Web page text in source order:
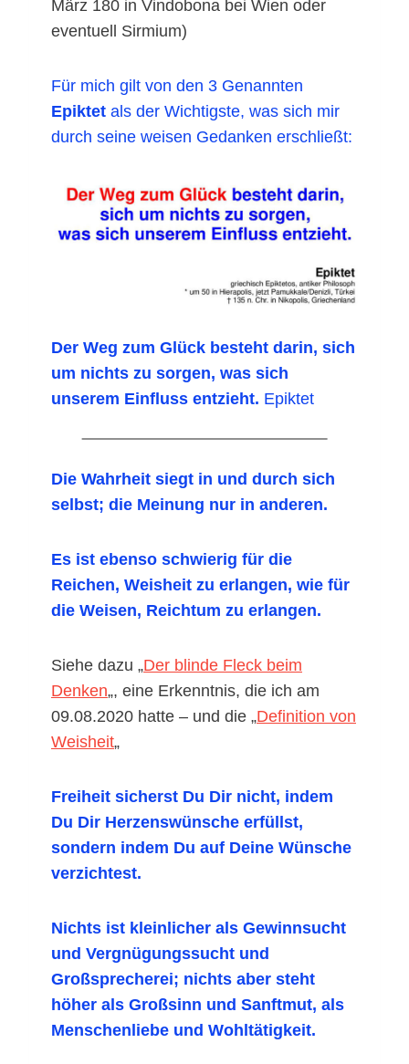
März 180 in Vindobona bei Wien oder
eventuell Sirmium)
Für mich gilt von den 3 Genannten
Epiktet als der Wichtigste, was sich mir
durch seine weisen Gedanken erschließt:
Der Weg zum Glück besteht darin, sich
um nichts zu sorgen, was sich
unserem Einfluss entzieht. Epiktet
Die Wahrheit siegt in und durch sich
selbst; die Meinung nur in anderen.
Es ist ebenso schwierig für die
Reichen, Weisheit zu erlangen, wie für
die Weisen, Reichtum zu erlangen.
Siehe dazu „Der blinde Fleck beim
Denken„, eine Erkenntnis, die ich am
09.08.2020 hatte – und die „Definition von
Weisheit„
Freiheit sicherst Du Dir nicht, indem
Du Dir Herzenswünsche erfüllst,
sondern indem Du auf Deine Wünsche
verzichtest.
Nichts ist kleinlicher als Gewinnsucht
und Vergnügungssucht und
Großsprecherei; nichts aber steht
höher als Großsinn und Sanftmut, als
Menschenliebe und Wohltätigkeit.